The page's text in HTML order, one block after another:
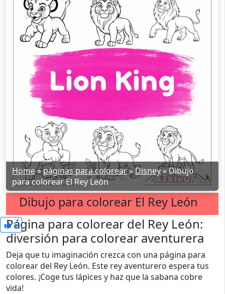
Home»páginas para colorear»Disney»Dibujo
para colorear El Rey León
Dibujo para colorear El Rey León
5
Página para colorear del Rey León:
diversión para colorear aventurera
Deja que tu imaginación crezca con una página para
colorear del Rey León. Este rey aventurero espera tus
colores. ¡Coge tus lápices y haz que la sabana cobre
vida!